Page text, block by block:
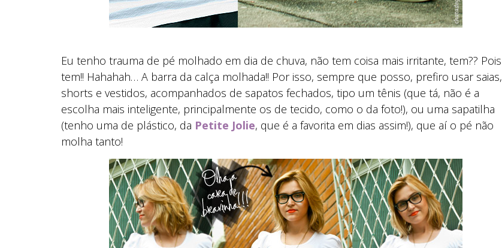
Eu tenho trauma de pé molhado em dia de chuva, não tem coisa mais irritante, tem?? Pois
tem!! Hahahah… A barra da calça molhada!! Por isso, sempre que posso, prefiro usar saias,
shorts e vestidos, acompanhados de sapatos fechados, tipo um tênis (que tá, não é a
escolha mais inteligente, principalmente os de tecido, como o da foto!), ou uma sapatilha
(tenho uma de plástico, da Petite Jolie, que é a favorita em dias assim!), que aí o pé não
molha tanto!